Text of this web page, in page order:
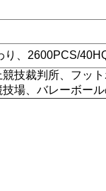
り、2600PCS/
技裁判所、フット
場、バレーボール